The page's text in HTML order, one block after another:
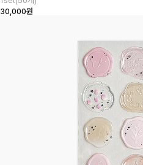
30,000원